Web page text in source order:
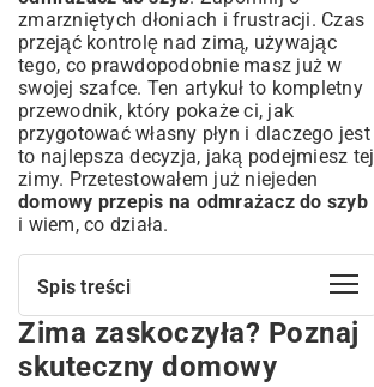
zmarzniętych dłoniach i frustracji. Czas
przejąć kontrolę nad zimą, używając
tego, co prawdopodobnie masz już w
swojej szafce. Ten artykuł to kompletny
przewodnik, który pokaże ci, jak
przygotować własny płyn i dlaczego jest
to najlepsza decyzja, jaką podejmiesz tej
zimy. Przetestowałem już niejeden
domowy przepis na odmrażacz do szyb
i wiem, co działa.
Spis treści
Zima zaskoczyła? Poznaj skuteczny
domowy przepis na odmrażacz do szyb
Dlaczego domowe metody to dobry wybór?
Zima zaskoczyła? Poznaj
skuteczny domowy